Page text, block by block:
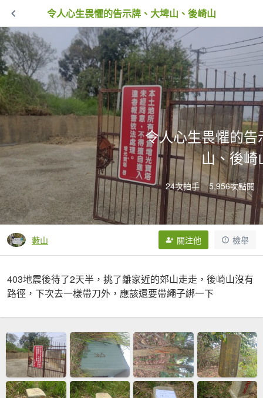
令人心生畏懼的告示牌、大埤山、後崎山
令人心生畏懼的
山、後崎
24次拍手 5,956次點閱
藪山 關注他 檢舉
403地震後待了2天半，挑了離家近的郊山走走，後崎山沒有
路徑，下次去一樣帶刀外，應該還要帶繩子綁一下